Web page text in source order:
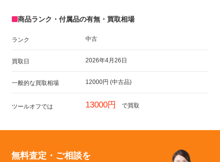
商品ランク・付属品の有無・買取相場
ランク 中古
買取日 2026年4月26日
一般的な買取相場 12000円 (中古品)
ツールオフでは 13000円 で買取
無料査定・ご相談を